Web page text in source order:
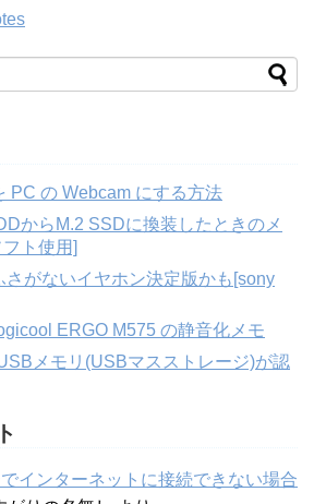
PC の Webcam にする方法
からM.2 SSDに換装したときのメ
ト使用]
さがないイヤホン決定版かも[sony
ERGO M575 の静音化メモ
メモリ(USBマスストレージ)が認
インターネットに接続できない場合